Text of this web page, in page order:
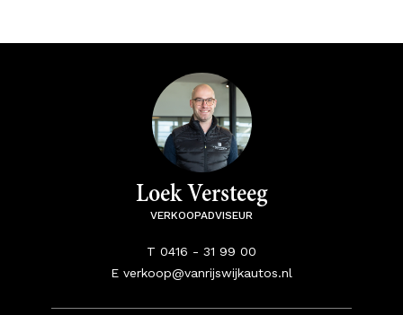
Loek Versteeg
VERKOOPADVISEUR
T 0416 - 31 99 00
E verkoop@vanrijswijkautos.nl